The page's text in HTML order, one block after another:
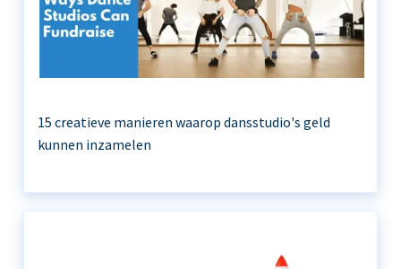
15 creatieve manieren waarop dansstudio's geld
kunnen inzamelen